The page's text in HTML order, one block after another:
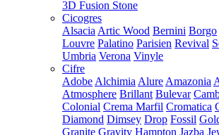
3D Fusion Stone
Cicogres
Alsacia Artic Wood Bernini Borgo
Louvre Palatino Parisien Revival
Umbria Verona Vinyle
Cifre
Adobe Alchimia Alure Amazonia
Atmosphere Brillant Bulevar
Colonial Crema Marfil Cromatica
Diamond Dimsey Drop Fossil
Granite Gravity Hampton Jazba